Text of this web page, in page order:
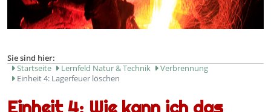
Sie sind hier:
Startseite
Lernfeld Natur & Technik
Verbrennung
Einheit 4: Lagerfeuer löschen
Einheit 4: Wie kann ich das